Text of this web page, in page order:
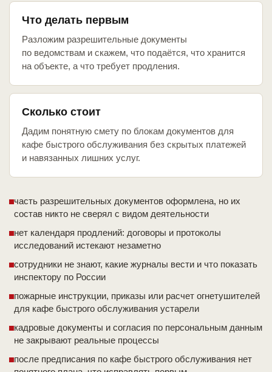
Что делать первым
Разложим разрешительные документы
по ведомствам и скажем, что подаётся, что хранится
на объекте, а что требует продления.
Сколько стоит
Дадим понятную смету по блокам документов для
кафе быстрого обслуживания без скрытых платежей
и навязанных лишних услуг.
часть разрешительных документов оформлена, но их
состав никто не сверял с видом деятельности
нет календаря продлений: договоры и протоколы
исследований истекают незаметно
сотрудники не знают, какие журналы вести и что показать
инспектору по России
пожарные инструкции, приказы или расчет огнетушителей
для кафе быстрого обслуживания устарели
кадровые документы и согласия по персональным данным
не закрывают реальные процессы
после предписания по кафе быстрого обслуживания нет